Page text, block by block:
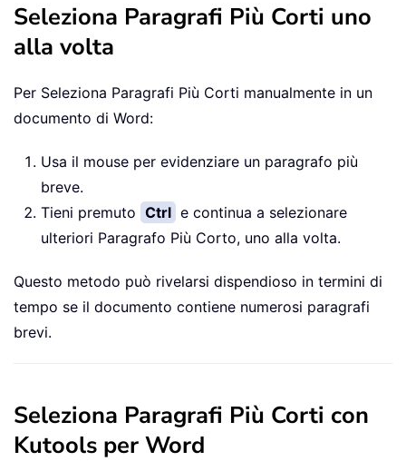
Seleziona Paragrafi Più Corti uno
alla volta
Per Seleziona Paragrafi Più Corti manualmente in un
documento di Word:
Usa il mouse per evidenziare un paragrafo più
breve.
Tieni premuto Ctrl e continua a selezionare
ulteriori Paragrafo Più Corto, uno alla volta.
Questo metodo può rivelarsi dispendioso in termini di
tempo se il documento contiene numerosi paragrafi
brevi.
Seleziona Paragrafi Più Corti con
Kutools per Word